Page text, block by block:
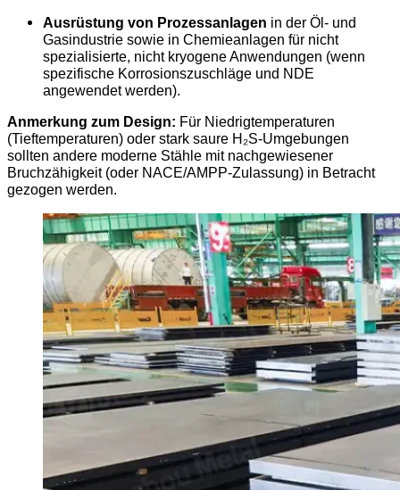
Ausrüstung von Prozessanlagen in der Öl- und
Gasindustrie sowie in Chemieanlagen für nicht
spezialisierte, nicht kryogene Anwendungen (wenn
spezifische Korrosionszuschläge und NDE
angewendet werden).
Anmerkung zum Design: Für Niedrigtemperaturen
(Tieftemperaturen) oder stark saure H₂S-Umgebungen
sollten andere moderne Stähle mit nachgewiesener
Bruchzähigkeit (oder NACE/AMPP-Zulassung) in Betracht
gezogen werden.